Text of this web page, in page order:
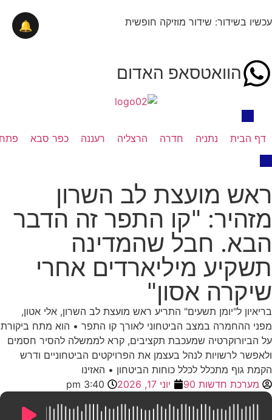
עכשיו בשידור: שידור מוזיקה חופשית
הוואטסאפ האדום
דף הבית נתניה חדרה הרצליה רעננה כפר סבא
ראש מועצת לב השרון
מזהיר: "קו התפר זה הדבר
הבא. חבל שהמדינה
תשקיע מיליארדים אחרי
שיקרה אסון"
בריאיון ל"יומן תשעים" התריע ראש מועצת לב השרון, אלי אטון,
מפני ההחמרה במצב הביטחוני לאורך קו התפר • הוא מתח ביקורת
על הביורוקרטיה שמעכבת תקציבים, קרא לממשלה להסיר חסמים
ולאפשר לרשויות לנהל בעצמן את הפרויקטים הביטחוניים ודרש
הקמת גוף מתכלל לכלל כוחות הביטחון • האזינו
מערכת חדשות 90
יוני 17, 2026 3:40 pm
🔔